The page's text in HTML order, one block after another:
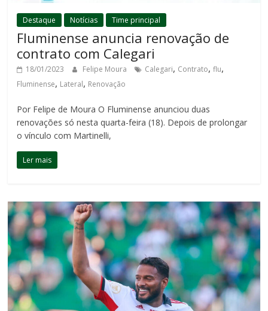
Destaque Notícias Time principal
Fluminense anuncia renovação de
contrato com Calegari
18/01/2023 Felipe Moura Calegari, Contrato,flu,
Fluminense, Lateral, Renovação
Por Felipe de Moura O Fluminense anunciou duas
renovações só nesta quarta-feira (18). Depois de prolongar
o vínculo com Martinelli,
Ler mais